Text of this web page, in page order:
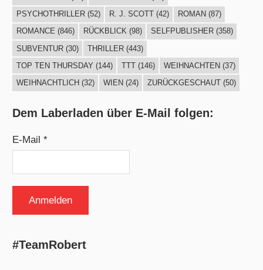
PSYCHOTHRILLER(52) R. J. SCOTT(42) ROMAN (87)
ROMANCE (846) RÜCKBLICK(98) SELFPUBLISHER(358)
SUBVENTUR(30) THRILLER(443)
TOP TEN THURSDAY (144) TTT(146) WEIHNACHTEN (37)
WEIHNACHTLICH (32) WIEN (24) ZURÜCKGESCHAUT(50)
Dem Laberladen über E-Mail folgen:
E-Mail *
#TeamRobert